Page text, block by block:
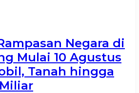
Negara di
Mulai 10 Agustus
Tanah hingga